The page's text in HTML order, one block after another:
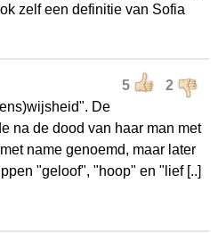
zelf een definitie van Sofia
5 2
De
na de dood van haar man met
name genoemd, maar later
"geloof", "hoop" en "lief [..]